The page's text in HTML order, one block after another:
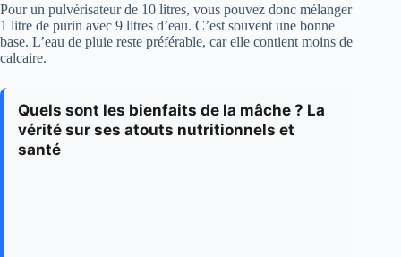
Pour un pulvérisateur de 10 litres, vous pouvez donc mélanger
1 litre de purin avec 9 litres d’eau. C’est souvent une bonne
base. L’eau de pluie reste préférable, car elle contient moins de
calcaire.
Quels sont les bienfaits de la mâche ? La
vérité sur ses atouts nutritionnels et
santé